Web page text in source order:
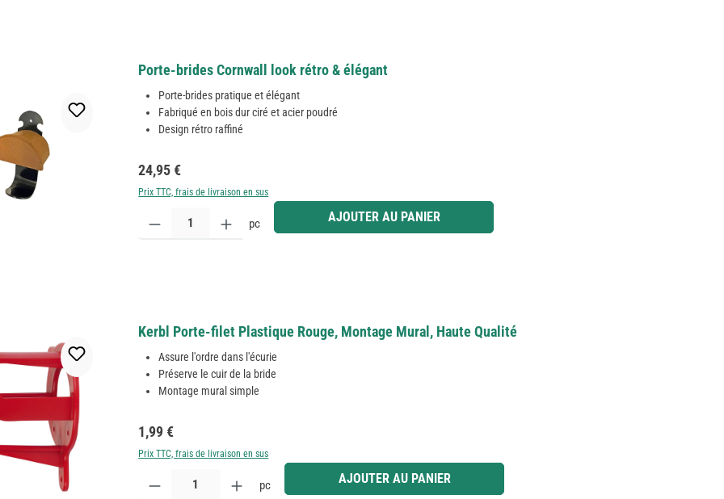
Porte-brides Cornwall look rétro & élégant
Porte-brides pratique et élégant
Fabriqué en bois dur ciré et acier poudré
Design rétro raffiné
Prix régulier :
24,95 €
Prix TTC, frais de livraison en sus
Quantité de produit : Entrez la quantité souhaitée ou utilisez les boutons pour augmenter ou diminuer la quantité.
pc AJOUTER AU PANIER
Kerbl Porte-filet Plastique Rouge, Montage Mural, Haute Qualité
Assure l'ordre dans l'écurie
Préserve le cuir de la bride
Montage mural simple
Prix régulier :
1,99 €
Prix TTC, frais de livraison en sus
Quantité de produit : Entrez la quantité souhaitée ou utilisez les boutons pour augmenter ou diminuer la quantité.
pc AJOUTER AU PANIER